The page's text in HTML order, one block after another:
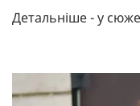
Детальніше - у